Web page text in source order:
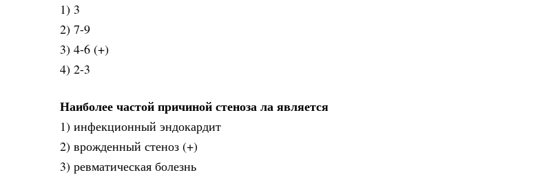
1) 3
2) 7-9
3) 4-6 (+)
4) 2-3
Наиболее частой причиной стеноза ла является
1) инфекционный эндокардит
2) врожденный стеноз (+)
3) ревматическая болезнь